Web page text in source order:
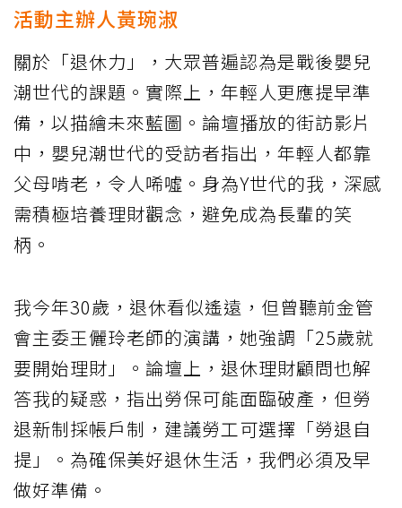
活動主辦人黃琬淑
關於「退休力」，大眾普遍認為是戰後嬰兒
潮世代的課題。實際上，年輕人更應提早準
備，以描繪未來藍圖。論壇播放的街訪影片
中，嬰兒潮世代的受訪者指出，年輕人都靠
父母啃老，令人唏噓。身為Y世代的我，深感
需積極培養理財觀念，避免成為長輩的笑
柄。
我今年30歲，退休看似遙遠，但曾聽前金管
會主委王儷玲老師的演講，她強調「25歲就
要開始理財」。論壇上，退休理財顧問也解
答我的疑惑，指出勞保可能面臨破產，但勞
退新制採帳戶制，建議勞工可選擇「勞退自
提」。為確保美好退休生活，我們必須及早
做好準備。